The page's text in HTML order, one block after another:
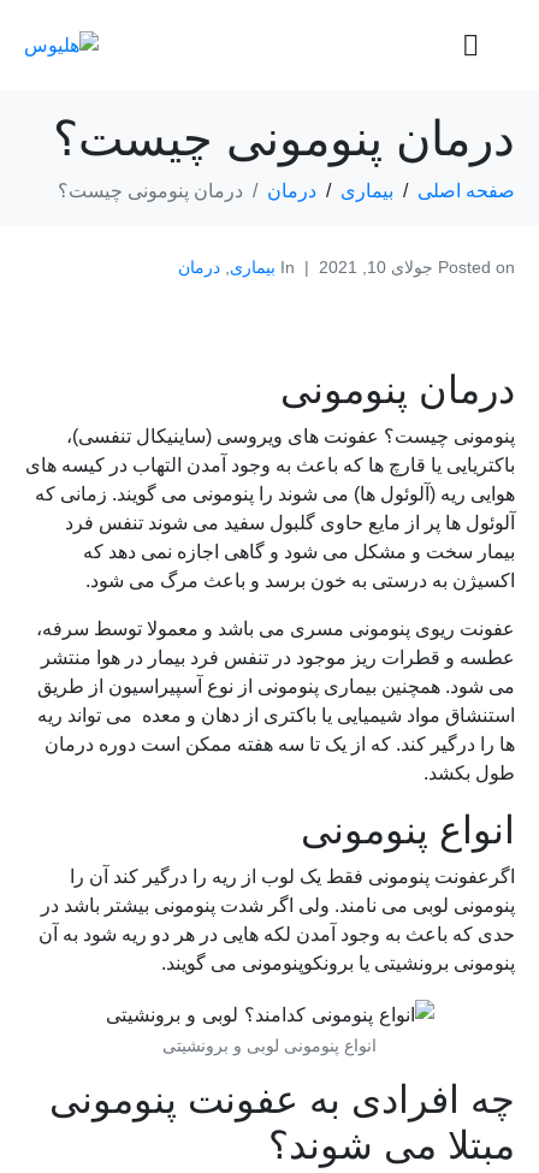
درمان پنومونی چیست؟
صفحه اصلی بیماری درمان درمان پنومونی چیست؟
Posted on جولای 10, 2021 In بیماری درمان
درمان پنومونی
پنومونی چیست؟ عفونت های ویروسی (ساینیکال تنفسی)،
باکتریایی یا قارچ ها که باعث به وجود آمدن التهاب در کیسه های
هوایی ریه (آلوئول ها) می شوند را پنومونی می گویند. زمانی که
آلوئول ها پر از مایع حاوی گلبول سفید می شوند تنفس فرد
بیمار سخت و مشکل می شود و گاهی اجازه نمی دهد که
اکسیژن به درستی به خون برسد و باعث مرگ می شود.
عفونت ریوی پنومونی مسری می باشد و معمولا توسط سرفه،
عطسه و قطرات ریز موجود در تنفس فرد بیمار در هوا منتشر
می شود. همچنین بیماری پنومونی از نوع آسپیراسیون از طریق
استنشاق مواد شیمیایی یا باکتری از دهان و معده می تواند ریه
ها را درگیر کند. که از یک تا سه هفته ممکن است دوره درمان
طول بکشد.
انواع پنومونی
اگرعفونت پنومونی فقط یک لوب از ریه را درگیر کند آن را
پنومونی لوبی می نامند. ولی اگر شدت پنومونی بیشتر باشد در
حدی که باعث به وجود آمدن لکه هایی در هر دو ریه شود به آن
پنومونی برونشیتی یا برونکوپنومونی می گویند.
انواع پنومونی لوبی و برونشیتی
چه افرادی به عفونت پنومونی
مبتلا می شوند؟